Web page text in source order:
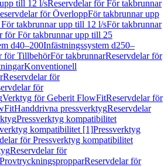
till 12 l/sReservdelar för För takbrunnar
för ÖverloppFör takbrunnar upp
takbrunnar upp till 12 l/sFör takbrunnar
för För takbrunnar upp till 25
d40–200Infästningssystem d250–
för TillbehörFör takbrunnarReservdelar för
Konventionell
Reservdelar för
för
Verktyg för Geberit FlowFitReservdelar för
Handdrivna pressverktygReservdelar
Pressverktyg kompatibilitet
kompatibilitet [1]Pressverktyg
för Pressverktyg kompatibilitet
Reservdelar för
ProvtryckningspropparReservdelar för